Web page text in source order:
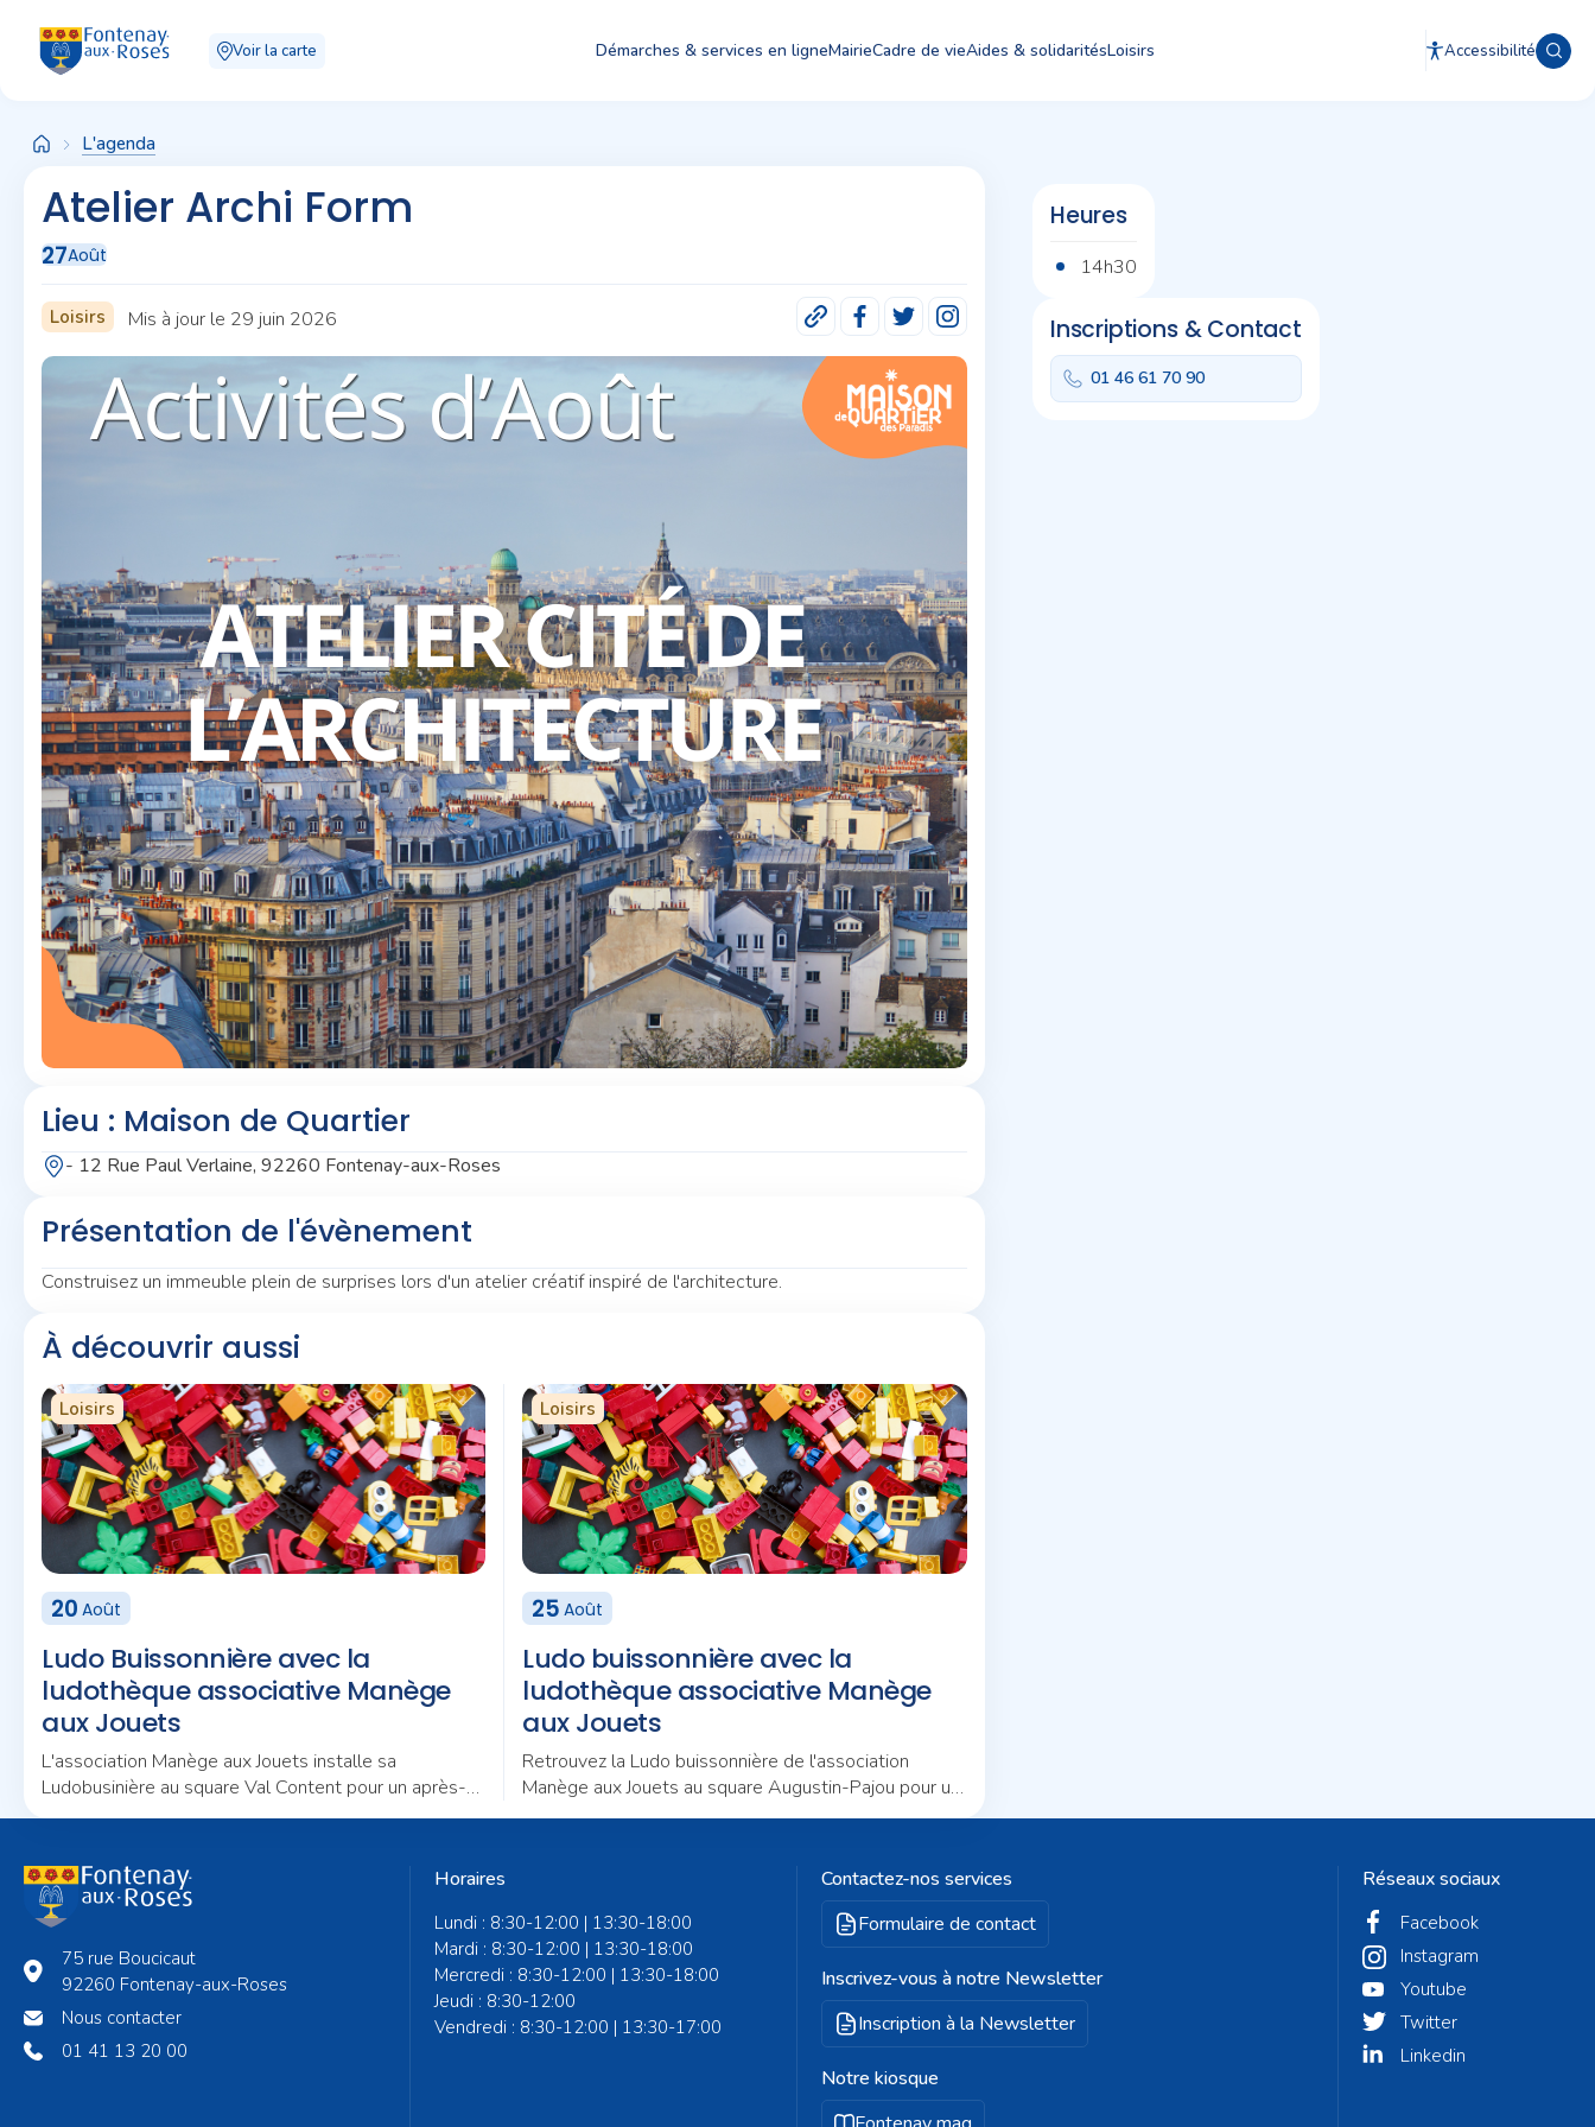
Voir la carte Démarches & services en ligneMairieCadre de vieAides & solidaritésLoisirs Accessibilité
L'agenda
Atelier Archi Form
27Août
Loisirs Mis à jour le 29 juin 2026
Lieu : Maison de Quartier
- 12 Rue Paul Verlaine, 92260 Fontenay-aux-Roses
Présentation de l'évènement
Construisez un immeuble plein de surprises lors d'un atelier créatif inspiré de l'architecture.
À découvrir aussi
Loisirs
20 Août
Ludo Buissonnière avec la
ludothèque associative Manège
aux Jouets
L'association Manège aux Jouets installe sa
Ludobusinière au square Val Content pour un après-
midi placé sous le signe du jeu et de la convivialité.
Loisirs
25 Août
Ludo buissonnière avec la
ludothèque associative Manège
aux Jouets
Retrouvez la Ludo buissonnière de l'association
Manège aux Jouets au square Augustin-Pajou pour un
nouvel après-midi d'animations en plein air.
Heures
14h30
Inscriptions & Contact
01 46 61 70 90
75 rue Boucicaut
92260 Fontenay-aux-Roses
Nous contacter
01 41 13 20 00
Horaires
Lundi : 8:30-12:00 | 13:30-18:00
Mardi : 8:30-12:00 | 13:30-18:00
Mercredi : 8:30-12:00 | 13:30-18:00
Jeudi : 8:30-12:00
Vendredi : 8:30-12:00 | 13:30-17:00
Contactez-nos services
Formulaire de contact
Inscrivez-vous à notre Newsletter
Inscription à la Newsletter
Notre kiosque
Réseaux sociaux
Facebook
Instagram
Youtube
Twitter
Linkedin